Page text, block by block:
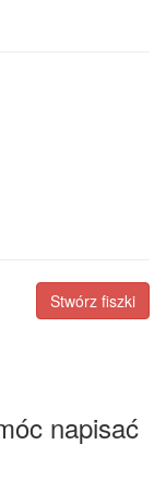
Stwórz fiszki
napisać